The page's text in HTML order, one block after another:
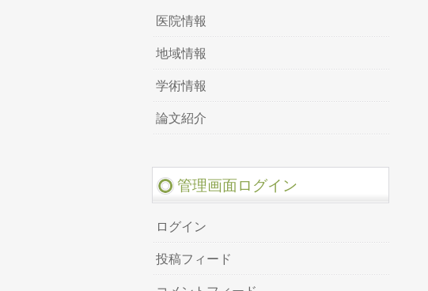
医院情報
地域情報
学術情報
論文紹介
管理画面ログイン
ログイン
投稿フィード